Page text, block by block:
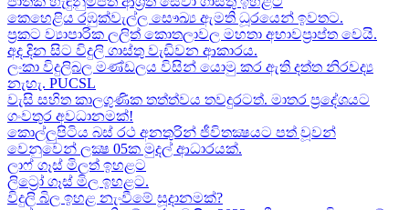
කෙහෙළිය රඹුක්වැල්ල සෞඛ්‍ය ඇමති ධූරයෙන් ඉවතට​.
ප්‍රකට ව්‍යාපාරික ලලිත් කොතලාවල මහතා අභාවප්‍රාප්ත වෙයි.
අද දින​ සිට විදුලි ගාස්තු වැඩිවන ආකාරය​.
ලංකා විදුලිබල මණ්ඩලය විසින් යොමු කර ඇති දත්ත නිරවද්‍ය
නැහැ. PUCSL
වැසි සහිත කාලගුණික තත්ත්වය තවදුරටත්. මාතර ප්‍රදේශයට
ගංවතුර අවධානමක්!
කොල්ලුපිටිය බස් රථ අනතුරින් ජීවිතක්‍ෂයට පත් වූවන්
වෙනුවෙන් ලක්‍ෂ 05ක​ මුදල් ආධාරයක්​.
ලාෆ් ගෑස් මිලත් ඉහළට​
ලිට්‍රෝ ගෑස් මිල​ ඉහළට​.
විදුලි බිල ඉහළ නැංවීමේ සූදානමක්?